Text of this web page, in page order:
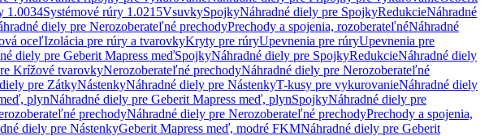
1.0034Systémové rúry 1.0215VsuvkySpojkyNáhradné diely pre SpojkyRedukcieNáhradné
diely pre Nerozoberateľné prechodyPrechody a spojenia, rozoberateľnéNáhradné
oceľIzolácia pre rúry a tvarovkyKryty pre rúryUpevnenia pre rúryUpevnenia pre
diely pre Geberit Mapress meďSpojkyNáhradné diely pre SpojkyRedukcieNáhradné diely
Krížové tvarovkyNerozoberateľné prechodyNáhradné diely pre Nerozoberateľné
pre ZátkyNástenkyNáhradné diely pre NástenkyT-kusy pre vykurovanieNáhradné diely
plynNáhradné diely pre Geberit Mapress meď, plynSpojkyNáhradné diely pre
prechodyNáhradné diely pre Nerozoberateľné prechodyPrechody a spojenia,
diely pre NástenkyGeberit Mapress meď, modré FKMNáhradné diely pre Geberit